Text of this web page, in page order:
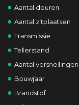
Aantal deuren
Aantal zitplaatsen
Transmissie
Tellerstand
Aantal versnellingen
Bouwjaar
Brandstof